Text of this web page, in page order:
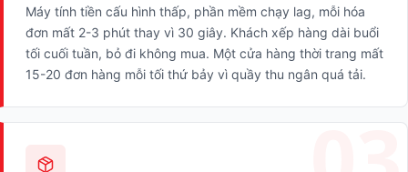
Máy tính tiền cấu hình thấp, phần mềm chạy lag, mỗi hóa
đơn mất 2-3 phút thay vì 30 giây. Khách xếp hàng dài buổi
tối cuối tuần, bỏ đi không mua. Một cửa hàng thời trang mất
15-20 đơn hàng mỗi tối thứ bảy vì quầy thu ngân quá tải.